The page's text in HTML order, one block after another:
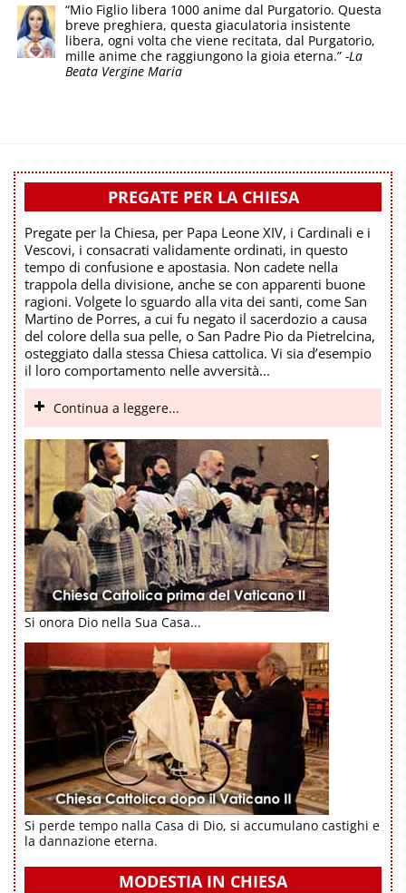
“Mio Figlio libera 1000 anime dal Purgatorio. Questa
breve preghiera, questa giaculatoria insistente
libera, ogni volta che viene recitata, dal Purgatorio,
mille anime che raggiungono la gioia eterna.” -La
Beata Vergine Maria
PREGATE PER LA CHIESA
Pregate per la Chiesa, per Papa Leone XIV, i Cardinali e i
Vescovi, i consacrati validamente ordinati, in questo
tempo di confusione e apostasia. Non cadete nella
trappola della divisione, anche se con apparenti buone
ragioni. Volgete lo sguardo alla vita dei santi, come San
Martino de Porres, a cui fu negato il sacerdozio a causa
del colore della sua pelle, o San Padre Pio da Pietrelcina,
osteggiato dalla stessa Chiesa cattolica. Vi sia d’esempio
il loro comportamento nelle avversità...
Continua a leggere...
Si onora Dio nella Sua Casa...
Si perde tempo nalla Casa di Dio, si accumulano castighi e
la dannazione eterna.
MODESTIA IN CHIESA